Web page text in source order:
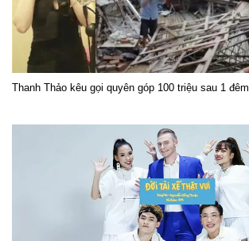
Thanh Thảo kêu gọi quyên góp 100 triệu sau 1 đêm